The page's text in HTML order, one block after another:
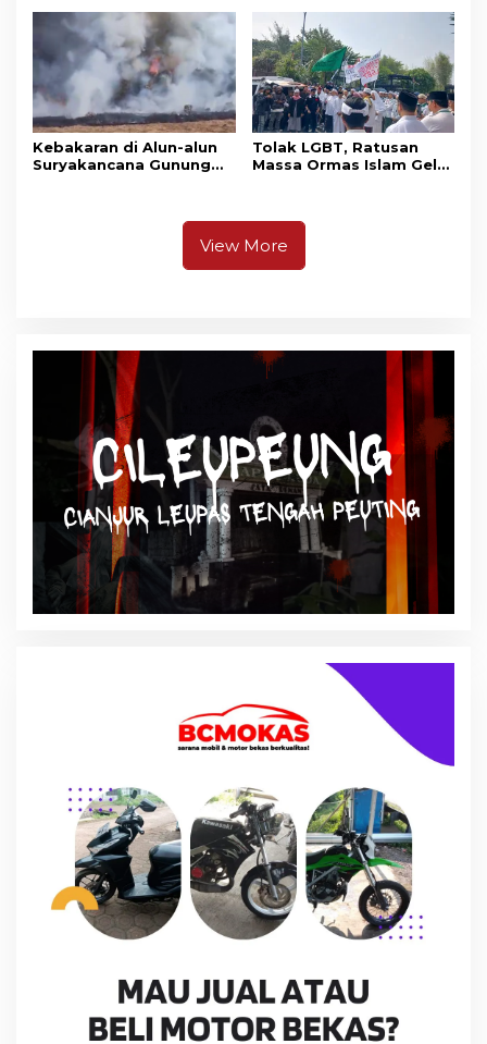
Pangrango
Kebakaran di Alun-alun
Suryakancana Gunung
Tolak LGBT, Ratusan
Massa Ormas Islam Gelar
View More